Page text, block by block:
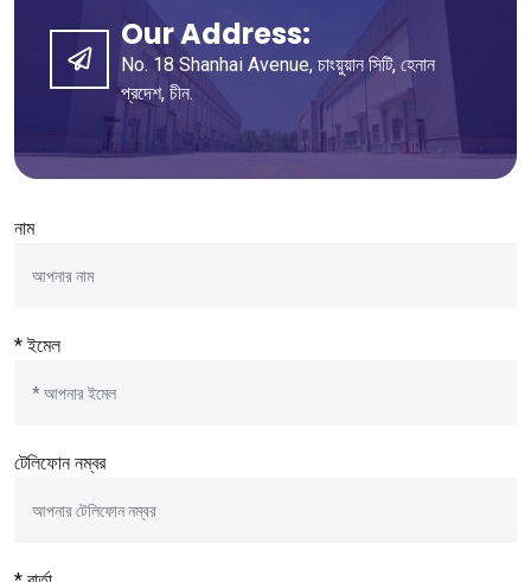
Our Address:
No. 18 Shanhai Avenue, চাংয়ুয়ান সিটি, হেনান
প্রদেশ, চীন.
নাম
* ইমেল
টেলিফোন নম্বর